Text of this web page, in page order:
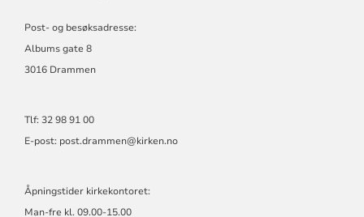
Post- og besøksadresse:
Albums gate 8
3016 Drammen
Tlf: 32 98 91 00
E-post: post.drammen@kirken.no
Åpningstider kirkekontoret:
Man-fre kl. 09.00-15.00